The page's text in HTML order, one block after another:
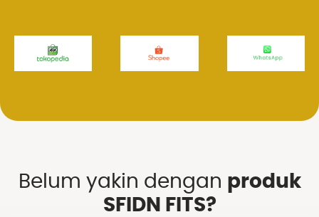
Belum yakin dengan produk
SFIDN FITS?